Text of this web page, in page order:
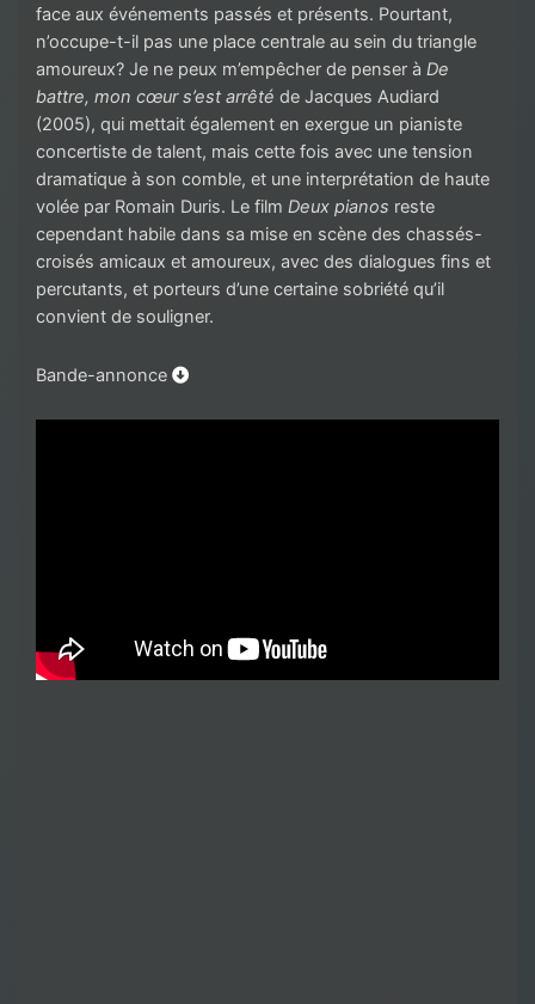
face aux événements passés et présents. Pourtant,
n’occupe-t-il pas une place centrale au sein du triangle
amoureux? Je ne peux m’empêcher de penser à De
battre, mon cœur s’est arrêté de Jacques Audiard
(2005), qui mettait également en exergue un pianiste
concertiste de talent, mais cette fois avec une tension
dramatique à son comble, et une interprétation de haute
volée par Romain Duris. Le film Deux pianos reste
cependant habile dans sa mise en scène des chassés-
croisés amicaux et amoureux, avec des dialogues fins et
percutants, et porteurs d’une certaine sobriété qu’il
convient de souligner.
Bande-annonce